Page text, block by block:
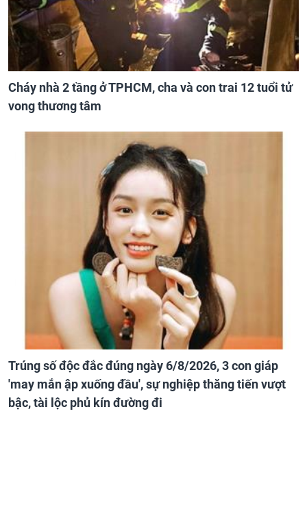
Cháy nhà 2 tầng ở TPHCM, cha và con trai 12 tuổi tử
vong thương tâm
Trúng số độc đắc đúng ngày 6/8/2026, 3 con giáp
'may mắn ập xuống đầu', sự nghiệp thăng tiến vượt
bậc, tài lộc phủ kín đường đi